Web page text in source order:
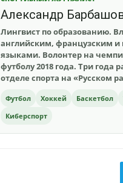
Александр
Лингвист по образованию.
английским, французским и
языками. Волонтер на
футболу 2018 года. Три года
отделе спорта на «Русском
Футбол Хоккей Баскетбол
Киберспорт